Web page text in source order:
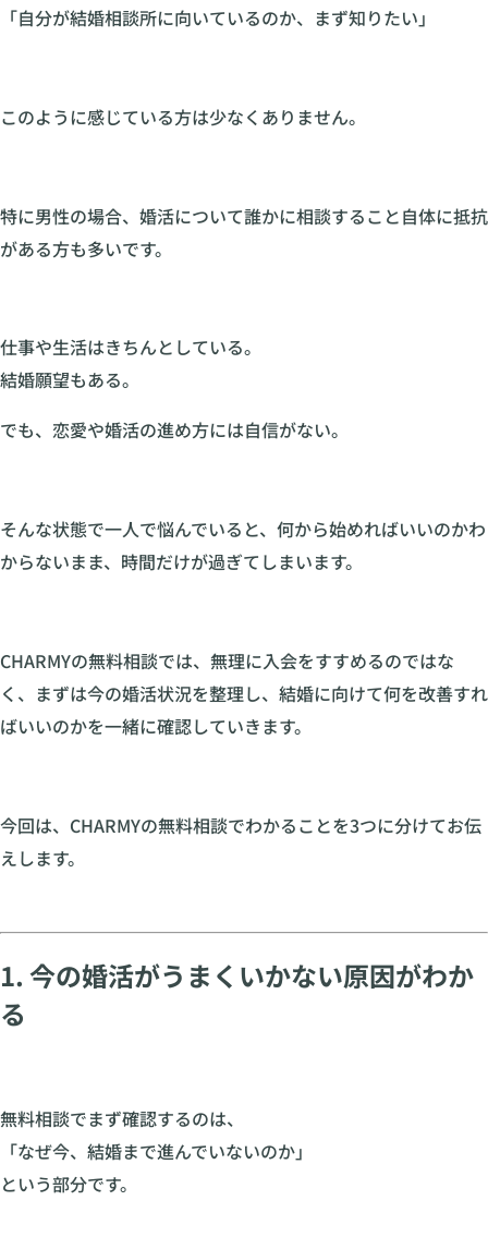
「自分が結婚相談所に向いているのか、まず知りたい」
このように感じている方は少なくありません。
特に男性の場合、婚活について誰かに相談すること自体に抵抗
がある方も多いです。
仕事や生活はきちんとしている。
結婚願望もある。
でも、恋愛や婚活の進め方には自信がない。
そんな状態で一人で悩んでいると、何から始めればいいのかわ
からないまま、時間だけが過ぎてしまいます。
CHARMYの無料相談では、無理に入会をすすめるのではな
く、まずは今の婚活状況を整理し、結婚に向けて何を改善すれ
ばいいのかを一緒に確認していきます。
今回は、CHARMYの無料相談でわかることを3つに分けてお伝
えします。
1. 今の婚活がうまくいかない原因がわか
る
無料相談でまず確認するのは、
「なぜ今、結婚まで進んでいないのか」
という部分です。